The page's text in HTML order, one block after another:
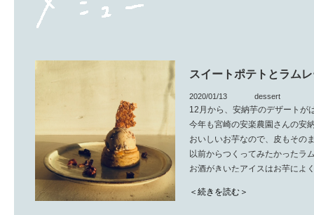
スイートポテトとラム
2020/01/13 dessert
12月から、安納芋のデザートが
今年も宮崎の安楽農園さんの安
おいしいお芋なので、皮もその
以前からつくってみたかったラ
お酒がきいたアイスはお芋によ
＜続きを読む＞